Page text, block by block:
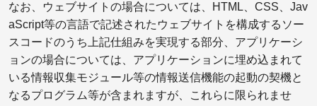
なお、ウェブサイトの場合については、HTML、CSS、Jav
aScript等の言語で記述されたウェブサイトを構成するソー
スコードのうち上記仕組みを実現する部分、アプリケーシ
ョンの場合については、アプリケーションに埋め込まれて
いる情報収集モジュール等の情報送信機能の起動の契機と
なるプログラム等が含まれますが、これらに限られませ